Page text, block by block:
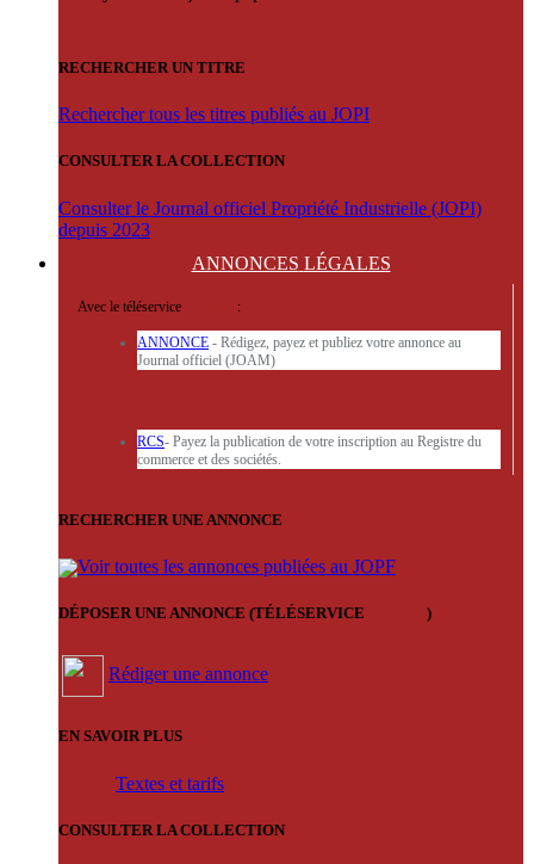
RECHERCHER UN TITRE
Rechercher tous les titres publiés au JOPI
CONSULTER LA COLLECTION
Consulter le Journal officiel Propriété Industrielle (JOPI)
depuis 2023
ANNONCES LÉGALES
Avec le téléservice :
ANNONCE - Rédigez, payez et publiez votre annonce au
Journal officiel (JOAM)
RCS- Payez la publication de votre inscription au Registre du
commerce et des sociétés.
RECHERCHER UNE ANNONCE
Voir toutes les annonces publiées au JOPF
DÉPOSER UNE ANNONCE (TÉLÉSERVICE )
Rédiger une annonce
EN SAVOIR PLUS
Textes et tarifs
CONSULTER LA COLLECTION